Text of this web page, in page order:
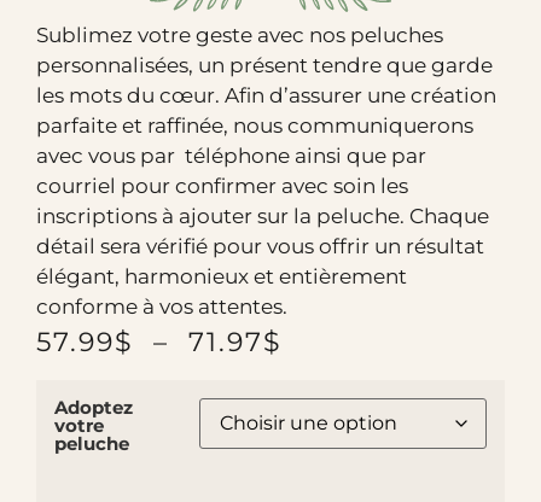
Sublimez votre geste avec nos peluches
personnalisées, un présent tendre que garde
les mots du cœur. Afin d’assurer une création
parfaite et raffinée, nous communiquerons
avec vous par téléphone ainsi que par
courriel pour confirmer avec soin les
inscriptions à ajouter sur la peluche. Chaque
détail sera vérifié pour vous offrir un résultat
élégant, harmonieux et entièrement
conforme à vos attentes.
57.99$ – 71.97$
Adoptez
votre
peluche